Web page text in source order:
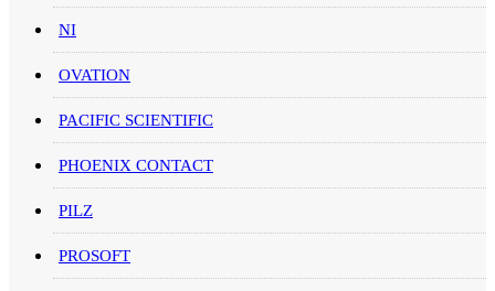
NI
OVATION
PACIFIC SCIENTIFIC
PHOENIX CONTACT
PILZ
PROSOFT